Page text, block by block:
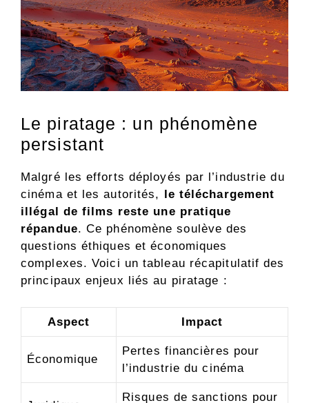
Le piratage : un phénomène
persistant
Malgré les efforts déployés par l’industrie du
cinéma et les autorités, le téléchargement
illégal de films reste une pratique
répandue. Ce phénomène soulève des
questions éthiques et économiques
complexes. Voici un tableau récapitulatif des
principaux enjeux liés au piratage :
Aspect Impact
Économique
Pertes financières pour
l’industrie du cinéma
Risques de sanctions pour